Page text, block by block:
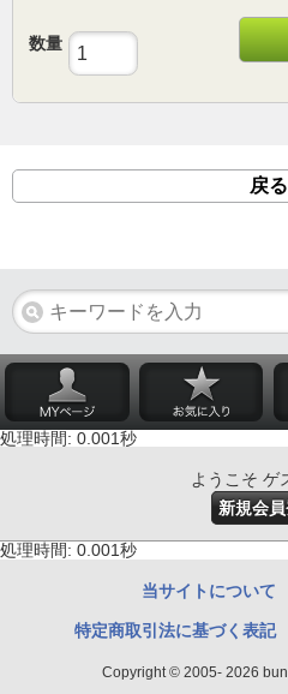
数量
戻る
処理時間: 0.001秒
ようこそ ゲ
新規会
処理時間: 0.001秒
当サイトについて
特定商取引法に基づく表記
Copyright © 2005- 2026